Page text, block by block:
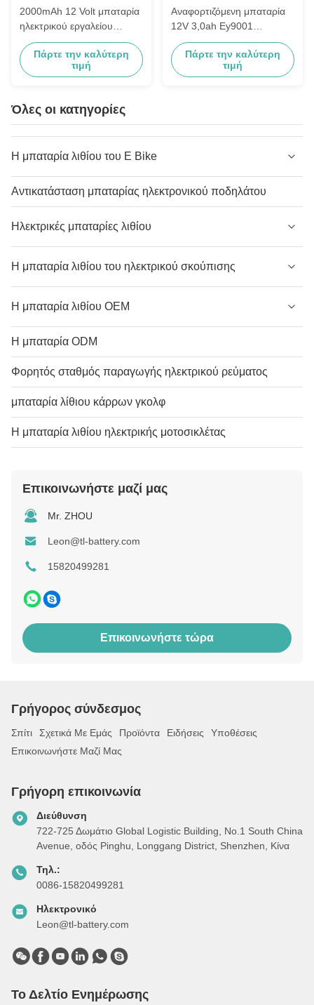
2000mAh 12 Volt μπαταρία
ηλεκτρικού εργαλείου
Panasonic Ey9005b
Ey9006 Ey9006b
Πάρτε την καλύτερη
τιμή
Αναφορτιζόμενη μπαταρία
12V 3,0ah Ey9001
Ey9005b Ey9006
Πάρτε την καλύτερη
τιμή
Όλες οι κατηγορίες
Η μπαταρία λιθίου του E Bike
Αντικατάσταση μπαταρίας ηλεκτρονικού ποδηλάτου
Ηλεκτρικές μπαταρίες λιθίου
Η μπαταρία λιθίου του ηλεκτρικού σκούπισης
Η μπαταρία λιθίου OEM
Η μπαταρία ODM
Φορητός σταθμός παραγωγής ηλεκτρικού ρεύματος
μπαταρία λίθιου κάρρων γκολφ
Η μπαταρία λιθίου ηλεκτρικής μοτοσικλέτας
Επικοινωνήστε μαζί μας
Mr. ZHOU
Leon@tl-battery.com
15820499281
Επικοινωνήστε τώρα
Γρήγορος σύνδεσμος
Σπίτι Σχετικά Με Εμάς Προϊόντα Ειδήσεις
Υποθέσεις
Επικοινωνήστε Μαζί Μας
Γρήγορη επικοινωνία
Διεύθυνση
722-725 Δωμάτιο Global Logistic Building, Νο.1 South China
Avenue, οδός Pinghu, Longgang District, Shenzhen, Κίνα
Τηλ.:
0086-15820499281
Ηλεκτρονικό
Leon@tl-battery.com
Το Δελτίο Ενημέρωσης